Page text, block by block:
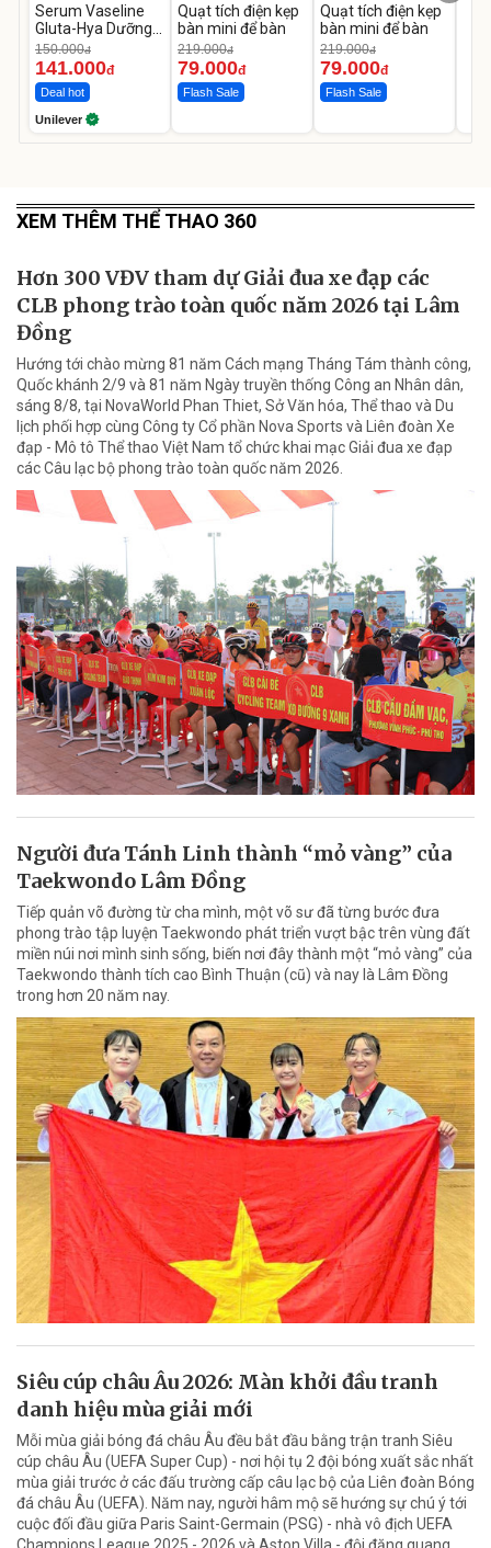
Serum Vaseline
Gluta-Hya Dưỡng
Da Sáng Mịn Sau 7
Ngày
150.000đ
141.000đ
Deal hot
Unilever
Quạt tích điện kẹp
bàn mini để bàn
219.000đ
79.000đ
Flash Sale
Quạt tích điện kẹp
bàn mini để bàn
219.000đ
79.000đ
Flash Sale
XEM THÊM THỂ THAO 360
Hơn 300 VĐV tham dự Giải đua xe đạp các
CLB phong trào toàn quốc năm 2026 tại Lâm
Đồng
Hướng tới chào mừng 81 năm Cách mạng Tháng Tám thành công,
Quốc khánh 2/9 và 81 năm Ngày truyền thống Công an Nhân dân,
sáng 8/8, tại NovaWorld Phan Thiet, Sở Văn hóa, Thể thao và Du
lịch phối hợp cùng Công ty Cổ phần Nova Sports và Liên đoàn Xe
đạp - Mô tô Thể thao Việt Nam tổ chức khai mạc Giải đua xe đạp
các Câu lạc bộ phong trào toàn quốc năm 2026.
Người đưa Tánh Linh thành “mỏ vàng” của
Taekwondo Lâm Đồng
Tiếp quản võ đường từ cha mình, một võ sư đã từng bước đưa
phong trào tập luyện Taekwondo phát triển vượt bậc trên vùng đất
miền núi nơi mình sinh sống, biến nơi đây thành một “mỏ vàng” của
Taekwondo thành tích cao Bình Thuận (cũ) và nay là Lâm Đồng
trong hơn 20 năm nay.
Siêu cúp châu Âu 2026: Màn khởi đầu tranh
danh hiệu mùa giải mới
Mỗi mùa giải bóng đá châu Âu đều bắt đầu bằng trận tranh Siêu
cúp châu Âu (UEFA Super Cup) - nơi hội tụ 2 đội bóng xuất sắc nhất
mùa giải trước ở các đấu trường cấp câu lạc bộ của Liên đoàn Bóng
đá châu Âu (UEFA). Năm nay, người hâm mộ sẽ hướng sự chú ý tới
cuộc đối đầu giữa Paris Saint-Germain (PSG) - nhà vô địch UEFA